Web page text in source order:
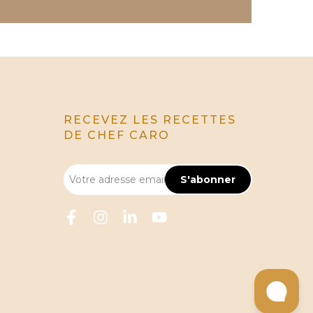
RECEVEZ LES RECETTES
DE CHEF CARO